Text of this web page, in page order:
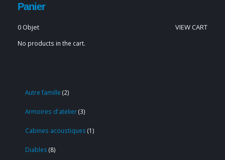
Panier
0 Objet VIEW CART
No products in the cart.
Autre famille 2
Armoires d'atelier 3
Cabines acoustiques 1
Diables 8